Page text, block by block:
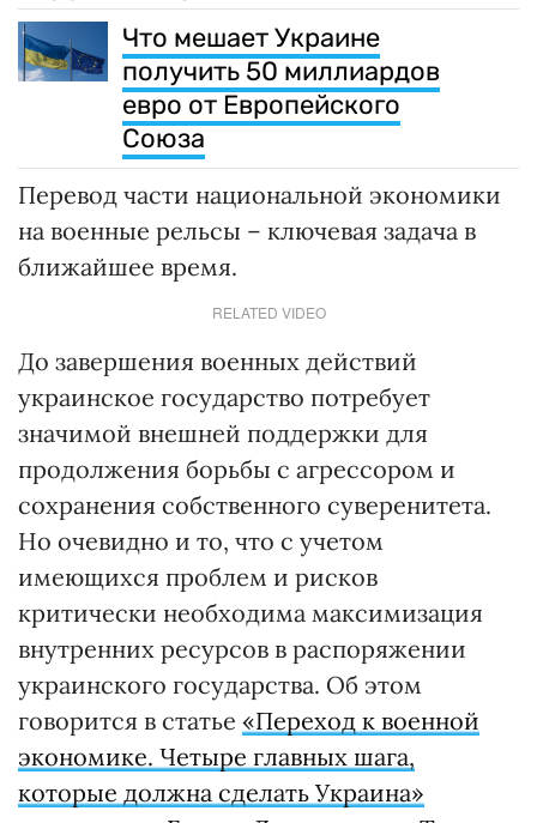
Что мешает Украине
получить 50 миллиардов
евро от Европейского
Союза
Перевод части национальной экономики
на военные рельсы – ключевая задача в
ближайшее время.
RELATED VIDEO
До завершения военных действий
украинское государство потребует
значимой внешней поддержки для
продолжения борьбы с агрессором и
сохранения собственного суверенитета.
Но очевидно и то, что с учетом
имеющихся проблем и рисков
критически необходима максимизация
внутренних ресурсов в распоряжении
украинского государства. Об этом
говорится в статье «Переход к военной
экономике. Четыре главных шага,
которые должна сделать Украина»